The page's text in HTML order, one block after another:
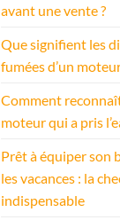
avant une vente ?
Que signifient les
fumées d’un
Comment
moteur qui a pris
Prêt à équiper son
les vacances : la
indispensable